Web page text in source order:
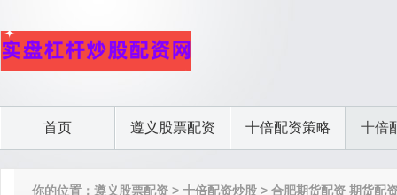
首页 遵义股票配资 十倍配资策略 十倍
你的位置： 遵义股票配资 > 十倍配资炒股 > 合肥期货配资 期货配